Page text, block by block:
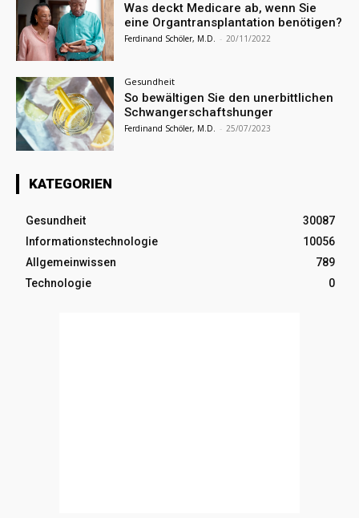
Was deckt Medicare ab, wenn Sie
eine Organtransplantation benötigen?
Ferdinand Schöler, M.D. - 20/11/2022
Gesundheit
So bewältigen Sie den unerbittlichen
Schwangerschaftshunger
Ferdinand Schöler, M.D. - 25/07/2023
KATEGORIEN
Gesundheit
30087
Informationstechnologie
10056
Allgemeinwissen
789
Technologie
0